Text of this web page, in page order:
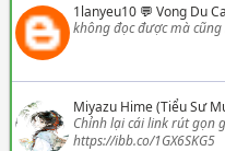
1lanyeu10💬 Vong Du
không đọc được mà
Miyazu Hime (Tiểu Sư
Chỉnh lại cái link rút gọn
https://ibb.co/1GX6SKG5